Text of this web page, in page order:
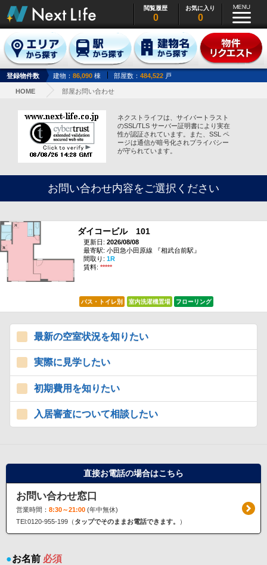
閲覧履歴
0
お気に入り
0
登録物件数 建物： 86,090 棟 部屋数： 484,522 戸
HOME 部屋お問い合わせ
ネクストライフは、サイバートラスト
のSSL/TLS サーバー証明書により実在
性が認証されています。また、SSL ペ
ージは通信が暗号化されプライバシー
が守られています。
お問い合わせ内容をご選択ください
ダイコービル 101
更新日: 2026/08/08
最寄駅: 小田急小田原線 『相武台前駅』
間取り: 1R
賃料: *****
バス・トイレ別 室内洗濯機置場 フローリング
最新の空室状況を知りたい
実際に見学したい
初期費用を知りたい
入居審査について相談したい
直接お電話の場合はこちら
お問い合わせ窓口
営業時間： 8:30～21:00(年中無休)
TEl:0120-955-199（ タップでそのままお電話できます。 ）
●お名前 必須